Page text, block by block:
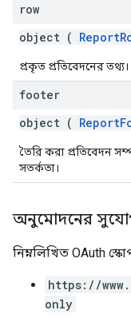
row
object (
প্রকৃত প্রতিবেদনের তথ্য।
footer
object (
তৈরি করা প্রতিবেদন
সতর্কতা।
অনুমোদনের
নিম্নলিখিত OAuth
https://
only